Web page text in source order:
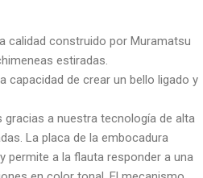
calidad construido por Muramatsu
estiradas.
capacidad de crear un bello ligado y
gracias a nuestra tecnología de alta
La placa de la embocadura
permite a la flauta responder a una